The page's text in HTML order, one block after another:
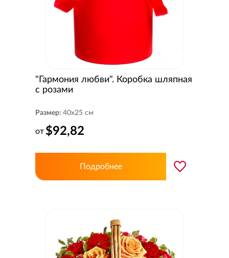
"Гармония любви". Коробка шляпная
с розами
Размер: 40x25 см
от $92,82
Подробнее